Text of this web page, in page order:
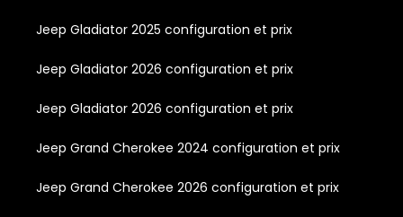
Jeep Gladiator 2025 configuration et prix
Jeep Gladiator 2026 configuration et prix
Jeep Gladiator 2026 configuration et prix
Jeep Grand Cherokee 2024 configuration et prix
Jeep Grand Cherokee 2026 configuration et prix